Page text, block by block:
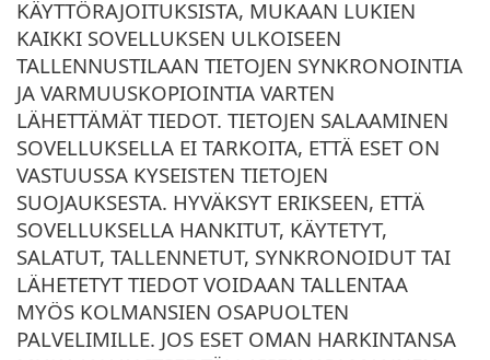
KÄYTTÖRAJOITUKSISTA, MUKAAN LUKIEN
KAIKKI SOVELLUKSEN ULKOISEEN
TALLENNUSTILAAN TIETOJEN SYNKRONOINTIA
JA VARMUUSKOPIOINTIA VARTEN
LÄHETTÄMÄT TIEDOT. TIETOJEN SALAAMINEN
SOVELLUKSELLA EI TARKOITA, ETTÄ ESET ON
VASTUUSSA KYSEISTEN TIETOJEN
SUOJAUKSESTA. HYVÄKSYT ERIKSEEN, ETTÄ
SOVELLUKSELLA HANKITUT, KÄYTETYT,
SALATUT, TALLENNETUT, SYNKRONOIDUT TAI
LÄHETETYT TIEDOT VOIDAAN TALLENTAA
MYÖS KOLMANSIEN OSAPUOLTEN
PALVELIMILLE. JOS ESET OMAN HARKINTANSA